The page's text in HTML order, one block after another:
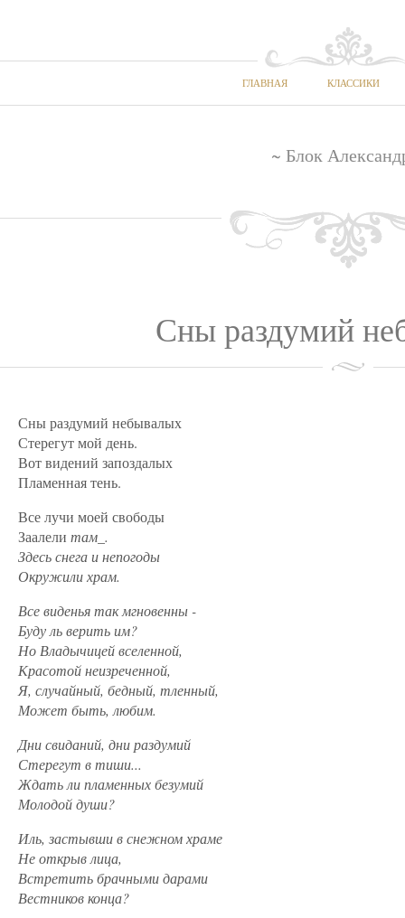
ГЛАВНАЯ КЛАССИКИ
~ Блок
Сны раздумий
Сны раздумий небывалых
Стерегут мой день.
Вот видений запоздалых
Пламенная тень.
Все лучи моей свободы
Заалели там_.
Здесь снега и непогоды
Окружили храм.
Все виденья так мгновенны -
Буду ль верить им?
Но Владычицей вселенной,
Красотой неизреченной,
Я, случайный, бедный, тленный,
Может быть, любим.
Дни свиданий, дни раздумий
Стерегут в тиши...
Ждать ли пламенных безумий
Молодой души?
Иль, застывши в снежном храме
Не открыв лица,
Встретить брачными дарами
Вестников конца?